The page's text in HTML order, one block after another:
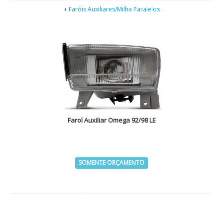
+ Faróis Auxiliares/Milha Paralelos
Farol Auxiliar Omega 92/98 LE
SOMENTE ORÇAMENTO